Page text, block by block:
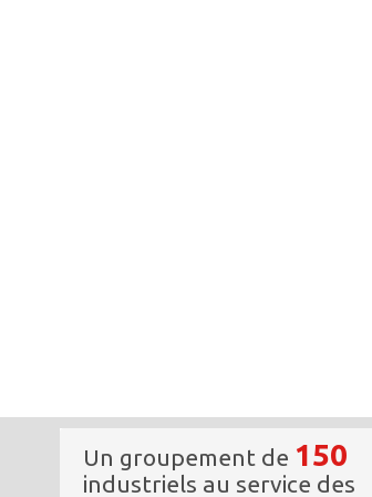
Un groupement de 150
industriels au service des